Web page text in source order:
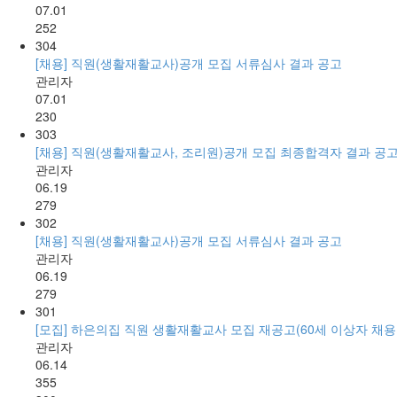
07.01
252
304
[채용] 직원(생활재활교사)공개 모집 서류심사 결과 공고
관리자
07.01
230
303
[채용] 직원(생활재활교사, 조리원)공개 모집 최종합격자 결과 공고
관리자
06.19
279
302
[채용] 직원(생활재활교사)공개 모집 서류심사 결과 공고
관리자
06.19
279
301
[모집] 하은의집 직원 생활재활교사 모집 재공고(60세 이상자 채
관리자
06.14
355